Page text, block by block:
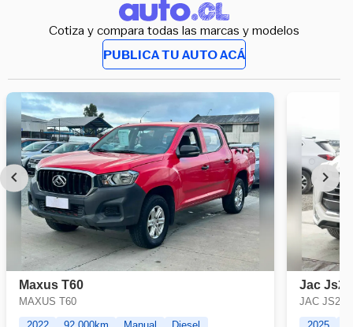
Cotiza y compara todas las marcas y modelos
PUBLICA TU AUTO ACÁ